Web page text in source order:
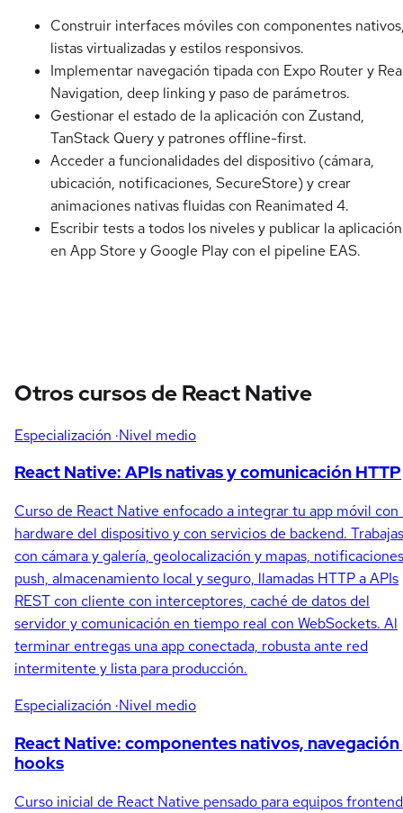
Construir interfaces móviles con componentes
listas virtualizadas y estilos responsivos.
Implementar navegación tipada con Expo Router y
Navigation, deep linking y paso de parámetros.
Gestionar el estado de la aplicación con Zustand,
TanStack Query y patrones offline-first.
Acceder a funcionalidades del dispositivo (cámara,
ubicación, notificaciones, SecureStore) y crear
animaciones nativas fluidas con Reanimated 4.
Escribir tests a todos los niveles y publicar la aplicación
en App Store y Google Play con el pipeline EAS.
Otros cursos de React Native
Especialización ·Nivel medio
React Native: APIs nativas y comunicación HTTP
Curso de React Native enfocado a integrar tu app móvil con
hardware del dispositivo y con servicios de backend. Trabajas
con cámara y galería, geolocalización y mapas, notificaciones
push, almacenamiento local y seguro, llamadas HTTP a APIs
REST con cliente con interceptores, caché de datos del
servidor y comunicación en tiempo real con WebSockets. Al
terminar entregas una app conectada, robusta ante red
intermitente y lista para producción.
Especialización ·Nivel medio
React Native: componentes nativos, navegación
hooks
Curso inicial de React Native pensado para equipos frontend